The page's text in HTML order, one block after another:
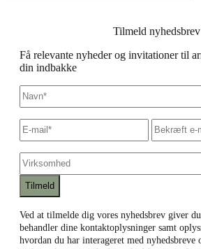
Tilmeld nyhedsbrev
Få relevante nyheder og invitationer til
din indbakke
Navn *
E-
Skriv
mail
Virksomhed
Ved at tilmelde dig vores nyhedsbrev giver
behandler dine kontaktoplysninger samt
hvordan du har interageret med